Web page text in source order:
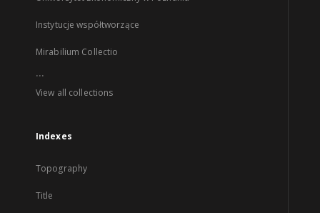
Instytucje współtworzące
Mirabilium Collectio
...
View all collections
Indexes
Topography
Title